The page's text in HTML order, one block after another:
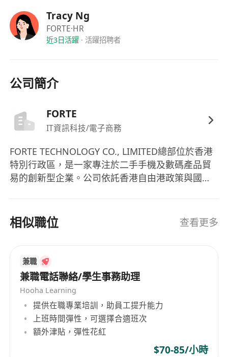
Job Description
1．‌Locate mobile phone resources locally in
Hong Kong‌, including shops, market stalls,
company services, negotiate and
communicate with clients to secure
2．‌Conduct cold visits‌ to second-hand mobile
phone stores, recycling merchants, and
wholesale markets across major districts in
Hong Kong.
3．‌Collect client needs‌, provide feedback to
4．‌Maintain existing clients and develop new
clients‌, including regular on-site visits.
timely payments to clients.
6．‌Regularly gather industry intelligence‌ and
effectively achieve company-defined targets.
7．‌Manage teams‌ and cultivate talent
reserves.
Job Requirements
8．‌Hong Kong local resident‌ with thorough
Tracy Ng
FORTE·HR
近3日活躍· 活躍招聘者
公司簡介
FORTE
IT資訊科技/電子商務
FORTE TECHNOLOGY CO., LIMITED總部位於香港
特別行政區，是一家專注於二手手機及數碼產品貿
易的創新型企業。公司依託香港自由港政策與國際
智慧設備，同時為合作夥伴打造高效、透明的跨境
貿易平臺。 公司秉持“誠信為本，品質為先”的核心
動二手手機迴圈利用，助力環保事業，同時為客戶
創造經濟價值。我們以透明化的價格體系、穩定的
貨源供應和高效的服務回應贏得市場信賴。 面向未
來，FORTE TECHNOLOGY CO., LIMITED將持續優
化供應鏈與服務體系，拓展海外市場，探索二手手
機回收與再製造技術的創新應用，致力於成為全球
領先的二手手機貿易綜合服務商。
相似職位 查看更多
兼職
兼職電話聯絡/學生事務助理
Hooha Learning
提供在職專業培訓，助員工提升能力
上班時間彈性，可選擇合適班次
額外津貼，彈性花紅
$70-85/小時